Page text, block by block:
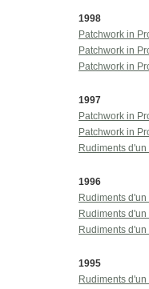
1998
Patchwork in
Patchwork in
Patchwork in
1997
Patchwork in
Patchwork in
Rudiments
1996
Rudiments
Rudiments
Rudiments
1995
Rudiments